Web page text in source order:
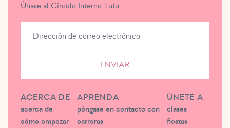
Únase al Círculo Interno Tutu
ENVIAR
ACERCA DE
acerca de
cómo empezar
APRENDA
póngase en contacto con
carreras
ÚNETE A
clases
fiestas